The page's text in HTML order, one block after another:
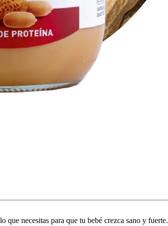
necesitas para que tu bebé crezca sano y fuerte.